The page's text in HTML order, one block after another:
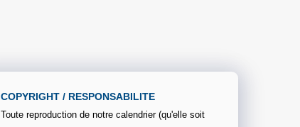
COPYRIGHT / RESPONSABILITE
Toute reproduction de notre calendrier (qu'elle soit